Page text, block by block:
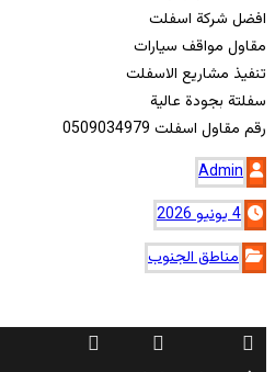
افضل شركة اسفلت
مقاول مواقف سيارات
تنفيذ مشاريع الاسفلت
سفلتة بجودة عالية
رقم مقاول اسفلت 0509034979
Admin
4 يونيو 2026
مناطق الجنوب